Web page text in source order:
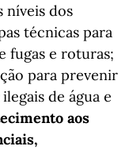
níveis dos
técnicas para
fugas e roturas;
para prevenir
de água e
aos